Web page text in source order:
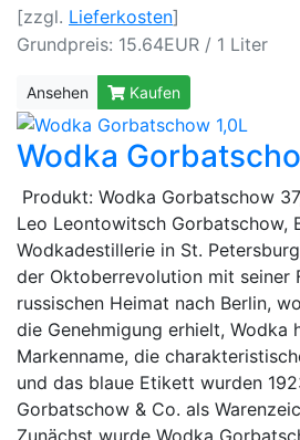
[zzgl. Lieferkosten]
Grundpreis: 15.64EUR / 1 Liter
Ansehen Kaufen
Wodka
Produkt: Wodka Gorbatschow
Leo Leontowitsch Gorbatschow,
Wodkadestillerie in St.
der Oktoberrevolution mit seiner
russischen Heimat nach Berlin,
die Genehmigung erhielt, Wodka
Markenname, die
und das blaue Etikett wurden
Gorbatschow & Co. als
Zunächst wurde Wodka